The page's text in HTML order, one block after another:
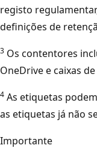
registo
definições de
3 Os contentores
OneDrive e caixas
4 As etiquetas
as etiquetas já não
Importante